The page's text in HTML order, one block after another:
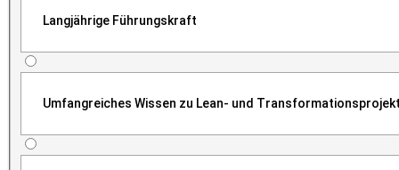
Langjährige Führungskraft
Umfangreiches Wissen zu Lean- und